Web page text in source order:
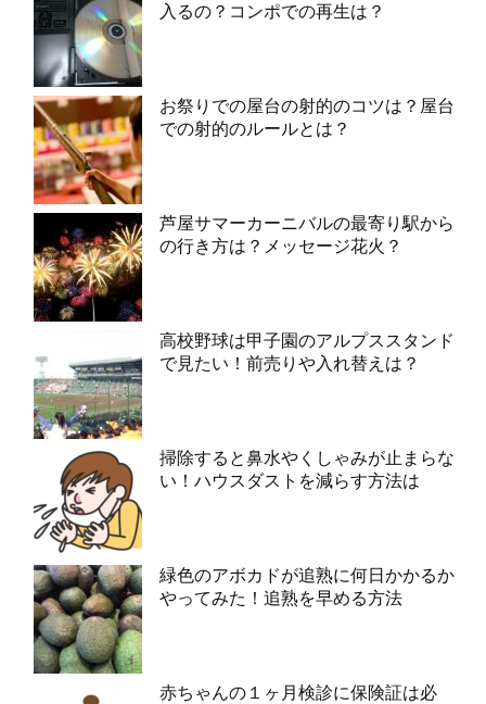
入るの？コンポでの再生は？
お祭りでの屋台の射的のコツは？屋台
での射的のルールとは？
芦屋サマーカーニバルの最寄り駅から
の行き方は？メッセージ花火？
高校野球は甲子園のアルプススタンド
で見たい！前売りや入れ替えは？
掃除すると鼻水やくしゃみが止まらな
い！ハウスダストを減らす方法は
緑色のアボカドが追熟に何日かかるか
やってみた！追熟を早める方法
赤ちゃんの１ヶ月検診に保険証は必